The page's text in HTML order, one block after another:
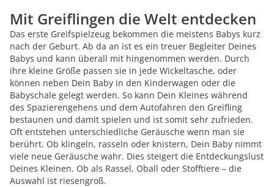
Mit Greiflingen die Welt entdecken
Das erste Greifspielzeug bekommen die meistens Babys kurz
nach der Geburt. Ab da an ist es ein treuer Begleiter Deines
Babys und kann überall mit hingenommen werden. Durch
ihre kleine Größe passen sie in jede Wickeltasche, oder
können neben Dein Baby in den Kinderwagen oder die
Babyschale gelegt werden. So kann Dein Kleines während
des Spazierengehens und dem Autofahren den Greifling
bestaunen und damit spielen und ist somit sehr zufrieden.
Oft entstehen unterschiedliche Geräusche wenn man sie
berührt. Ob klingeln, rasseln oder knistern, Dein Baby nimmt
viele neue Geräusche wahr. Dies steigert die Entdeckungslust
Deines Kleinen. Ob als Rassel, Oball oder Stofftiere – die
Auswahl ist riesengroß.